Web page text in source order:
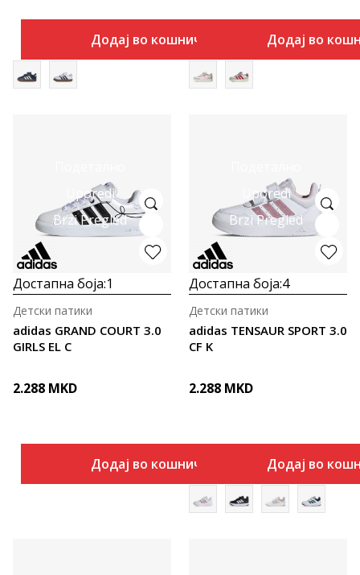
Додај во кошничка Додај во
Uporedi
Brzi Pregled
Достапна боја:1
adidas GRAND COURT 3.0
GIRLS EL C
Детски патики
2.288 MKD
Додај во кошничка
Uporedi
Brzi Pregled
Достапна боја:4
adidas TENSAUR SPORT 3.0
CF K
Детски патики
2.288 MKD
Додај во